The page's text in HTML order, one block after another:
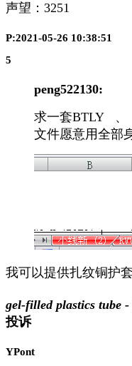
声望： 3251
P:2021-05-26 10:38:51
5
peng522130:
求一套BTLY
文件愿意用全部
我可以提供扎纹铜护
gel-filled plastics tube
投诉
YPont